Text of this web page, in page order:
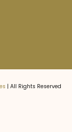
| All Rights Reserved